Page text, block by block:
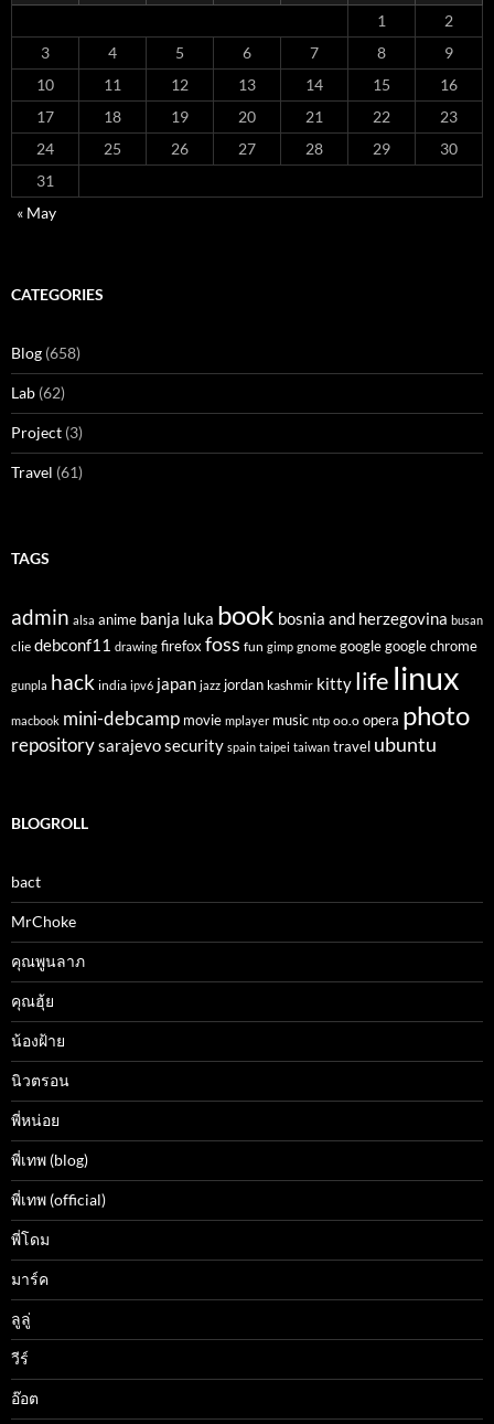
1
2
3
4 5 6 7 8
9
10
11 12 13 14 15
16
17
18 19 20 21 22
23
24
25 26 27 28 29
30
31
« May
CATEGORIES
Blog (658)
Lab (62)
Project (3)
Travel (61)
TAGS
admin alsa anime banja luka book bosnia and herzegovina busan
clie debconf11 drawing firefox foss fun gimp gnome google google chrome
gunpla hack india ipv6 japan jazz jordan kashmir kitty life linux
macbook mini-debcamp movie mplayer music ntp oo.o opera photo
repositorysarajevosecurity spain taipei taiwan travel ubuntu
BLOGROLL
bact
MrChoke
คุณพูนลาภ
คุณฮุ้ย
น้องฝ้าย
นิวตรอน
พี่หน่อย
พี่เทพ (blog)
พี่เทพ (official)
พี่โดม
มาร์ค
ลูลู่
วีร์
อ๊อต